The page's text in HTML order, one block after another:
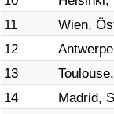
11
Wien,
12
13
14
Madrid,